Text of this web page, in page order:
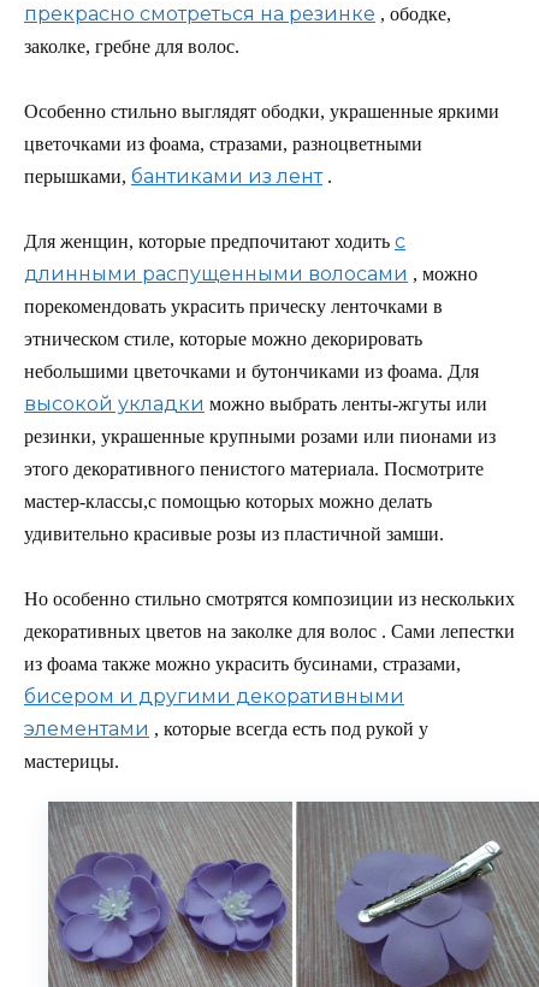
прекрасно смотреться на резинке , ободке,
заколке, гребне для волос.
Особенно стильно выглядят ободки, украшенные яркими
цветочками из фоама, стразами, разноцветными
перышками, бантиками из лент .
Для женщин, которые предпочитают ходить с
длинными распущенными волосами , можно
порекомендовать украсить прическу ленточками в
этническом стиле, которые можно декорировать
небольшими цветочками и бутончиками из фоама. Для
высокой укладки можно выбрать ленты-жгуты или
резинки, украшенные крупными розами или пионами из
этого декоративного пенистого материала. Посмотрите
мастер-классы,с помощью которых можно делать
удивительно красивые розы из пластичной замши.
Но особенно стильно смотрятся композиции из нескольких
декоративных цветов на заколке для волос . Сами лепестки
из фоама также можно украсить бусинами, стразами,
бисером и другими декоративными
элементами , которые всегда есть под рукой у
мастерицы.